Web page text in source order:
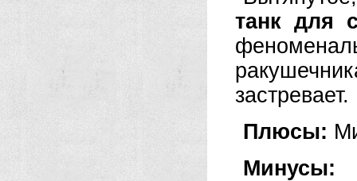
танк для
застревает.
Плюсы:
Минусы: